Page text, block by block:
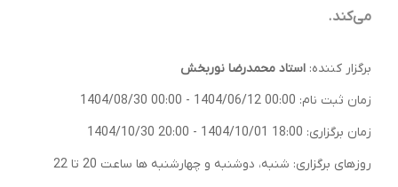
می‌کند.
برگزار کننده: استاد محمدرضا نوربخش
زمان ثبت نام: 1404/06/12 00:00
-
1404/08/30 00:00
زمان برگزاری: 1404/10/01 18:00
-
1404/10/30 20:00
روزهای برگزاری: شنبه، دوشنبه و چهارشنبه ها ساعت 20 تا 22